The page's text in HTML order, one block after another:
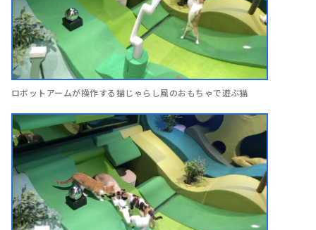
ロボットアームが操作する猫じゃらし風のおもちゃで遊ぶ猫